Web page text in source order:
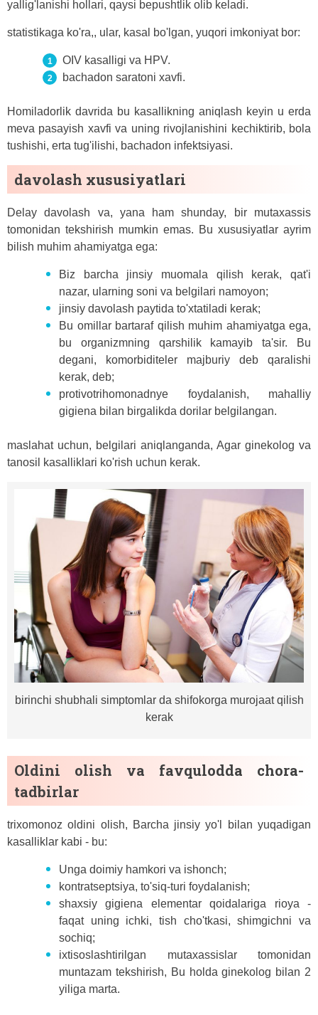
yallig'lanishi hollari, qaysi bepushtlik olib keladi.
statistikaga ko'ra,, ular, kasal bo'lgan, yuqori imkoniyat bor:
OIV kasalligi va HPV.
bachadon saratoni xavfi.
Homiladorlik davrida bu kasallikning aniqlash keyin u erda
meva pasayish xavfi va uning rivojlanishini kechiktirib, bola
tushishi, erta tug'ilishi, bachadon infektsiyasi.
davolash xususiyatlari
Delay davolash va, yana ham shunday, bir mutaxassis
tomonidan tekshirish mumkin emas. Bu xususiyatlar ayrim
bilish muhim ahamiyatga ega:
Biz barcha jinsiy muomala qilish kerak, qat'i
nazar, ularning soni va belgilari namoyon;
jinsiy davolash paytida to'xtatiladi kerak;
Bu omillar bartaraf qilish muhim ahamiyatga ega,
bu organizmning qarshilik kamayib ta'sir. Bu
degani, komorbiditeler majburiy deb qaralishi
kerak, deb;
protivotrihomonadnye foydalanish, mahalliy
gigiena bilan birgalikda dorilar belgilangan.
maslahat uchun, belgilari aniqlanganda, Agar ginekolog va
tanosil kasalliklari ko'rish uchun kerak.
birinchi shubhali simptomlar da shifokorga murojaat qilish
kerak
Oldini olish va favqulodda chora-
tadbirlar
trixomonoz oldini olish, Barcha jinsiy yo'l bilan yuqadigan
kasalliklar kabi - bu:
Unga doimiy hamkori va ishonch;
kontratseptsiya, to'siq-turi foydalanish;
shaxsiy gigiena elementar qoidalariga rioya -
faqat uning ichki, tish cho'tkasi, shimgichni va
sochiq;
ixtisoslashtirilgan mutaxassislar tomonidan
muntazam tekshirish, Bu holda ginekolog bilan 2
yiliga marta.